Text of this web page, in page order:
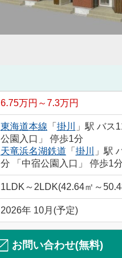
6.75万円～7.3万円
東海道本線 「 掛川
」駅 バス
公園入口」 停歩1分
天竜浜名湖鉄道 「 掛川
」駅
分 「中宿公園入口」 停歩1分
1LDK～2LDK(42.64㎡～
2026年 10月(予定)
お問い合わせ(無料)